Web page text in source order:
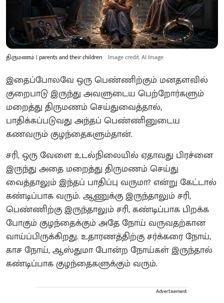
திருமணம் | parents and their children Image credit: AI Image
இதைப்போலவே ஒரு பெண்ணிற்கும் மனதளவில்
குறைபாடு இருந்து அவளுடைய பெற்றோர்களும்
மறைத்து திருமணம் செய்துவைத்தால்,
பாதிக்கப்படுவது அந்தப் பெண்ணினுடைய
கணவரும் குழந்தைகளும்தான்.
சரி, ஒரு வேளை உடல்நிலையில் ஏதாவது பிரச்னை
இருந்து அதை மறைத்து திருமணம் செய்து
வைத்தாலும் இந்தப் பாதிப்பு வருமா? என்று கேட்டால்
கண்டிப்பாக வரும். ஆணுக்கு இருந்தாலும் சரி,
பெண்ணிற்கு இருந்தாலும் சரி, கண்டிப்பாக பிறக்க
போகும் குழந்தைக்கும் அதே நோய் வருவதற்கான
வாய்ப்பிருக்கிறது. உதாரணத்திற்கு சர்க்கரை நோய்,
காச நோய், ஆஸ்துமா போன்ற நோய்கள் இருந்தால்
கண்டிப்பாக குழந்தைகளுக்கும் வரும்.
Advertisement